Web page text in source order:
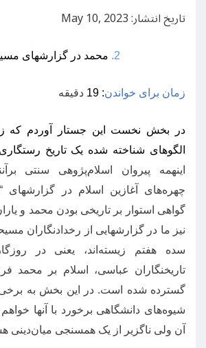
تاریخ انتشار: May 10, 2023
2. محمد در گزارشهای
زمان برای خواندن: 19 دقیقه
در بخش نخست این جستار آوردم که
الگوهای شناخته شده یک تاریخ
اینهمه پیروان اسلام‌پژوهی سنتی
چهره‌های آغازین اسلام در گزارشهای “
گواهی استوار بر تاریخی بودن محمد و
نیز ما در گزارشهایی از رخدادنگاران
سده هفتم زیسته‌اند، یعنی در
تاریخنگاران عباسی، اسلام بر محمد
گسترده شده است.در این بخش به برخی
شیوه‌های دانشگاهی برخورد با آنها
آن ولی ناگزیر از یک همسنجی میان‌دینی